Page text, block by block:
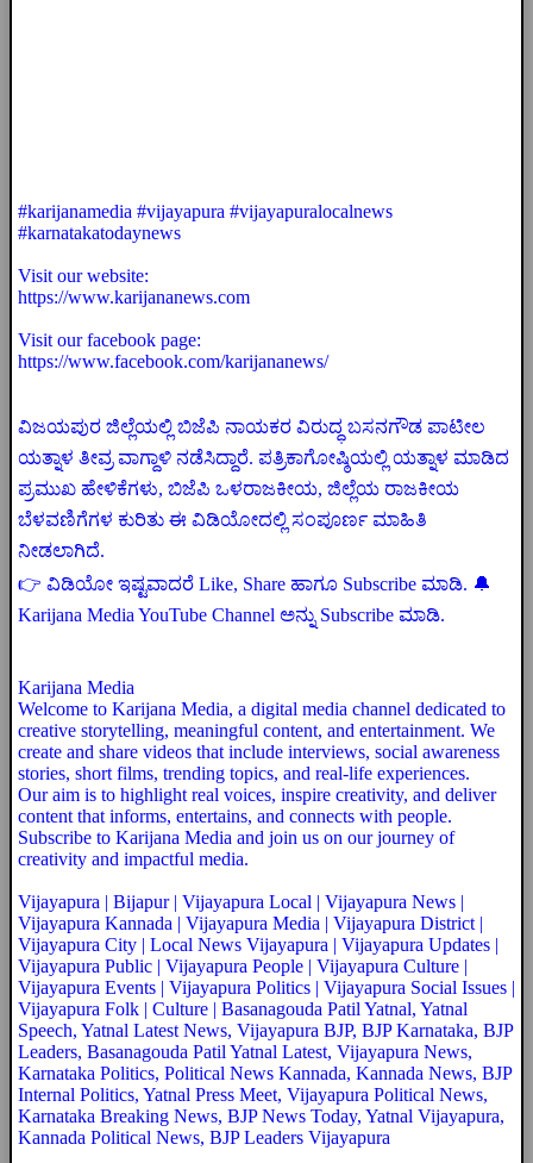
#karijanamedia #vijayapura #vijayapuralocalnews
#karnatakatodaynews
Visit our website:
https://www.karijananews.com
Visit our facebook page:
https://www.facebook.com/karijananews/
ವಿಜಯಪುರ ಜಿಲ್ಲೆಯಲ್ಲಿ ಬಿಜೆಪಿ ನಾಯಕರ ವಿರುದ್ಧ ಬಸನಗೌಡ ಪಾಟೀಲ
ಯತ್ನಾಳ ತೀವ್ರ ವಾಗ್ದಾಳಿ ನಡೆಸಿದ್ದಾರೆ. ಪತ್ರಿಕಾಗೋಷ್ಠಿಯಲ್ಲಿ ಯತ್ನಾಳ ಮಾಡಿದ
ಪ್ರಮುಖ ಹೇಳಿಕೆಗಳು, ಬಿಜೆಪಿ ಒಳರಾಜಕೀಯ, ಜಿಲ್ಲೆಯ ರಾಜಕೀಯ
ಬೆಳವಣಿಗೆಗಳ ಕುರಿತು ಈ ವಿಡಿಯೋದಲ್ಲಿ ಸಂಪೂರ್ಣ ಮಾಹಿತಿ
ನೀಡಲಾಗಿದೆ.
👉 ವಿಡಿಯೋ ಇಷ್ಟವಾದರೆ Like, Share ಹಾಗೂ Subscribe ಮಾಡಿ. 🔔
Karijana Media YouTube Channel ಅನ್ನು Subscribe ಮಾಡಿ.
Karijana Media
Welcome to Karijana Media, a digital media channel dedicated to
creative storytelling, meaningful content, and entertainment. We
create and share videos that include interviews, social awareness
stories, short films, trending topics, and real-life experiences.
Our aim is to highlight real voices, inspire creativity, and deliver
content that informs, entertains, and connects with people.
Subscribe to Karijana Media and join us on our journey of
creativity and impactful media.
Vijayapura | Bijapur | Vijayapura Local | Vijayapura News |
Vijayapura Kannada | Vijayapura Media | Vijayapura District |
Vijayapura City | Local News Vijayapura | Vijayapura Updates |
Vijayapura Public | Vijayapura People | Vijayapura Culture |
Vijayapura Events | Vijayapura Politics | Vijayapura Social Issues |
Vijayapura Folk | Culture | Basanagouda Patil Yatnal, Yatnal
Speech, Yatnal Latest News, Vijayapura BJP, BJP Karnataka, BJP
Leaders, Basanagouda Patil Yatnal Latest, Vijayapura News,
Karnataka Politics, Political News Kannada, Kannada News, BJP
Internal Politics, Yatnal Press Meet, Vijayapura Political News,
Karnataka Breaking News, BJP News Today, Yatnal Vijayapura,
Kannada Political News, BJP Leaders Vijayapura